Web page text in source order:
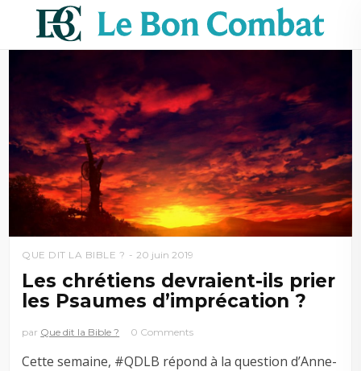
QUE DIT LA BIBLE ? 20 juin 2019
Les chrétiens devraient-ils prier
les Psaumes d’imprécation ?
par Que dit la Bible ? 0 Comments
Cette semaine, #QDLB répond à la question d’Anne-